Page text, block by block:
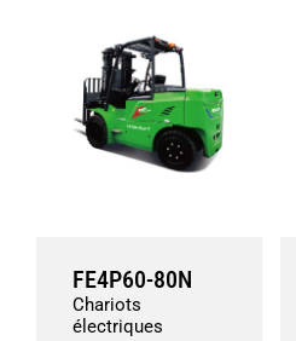
FE4P60-80N
Chariots
électriques